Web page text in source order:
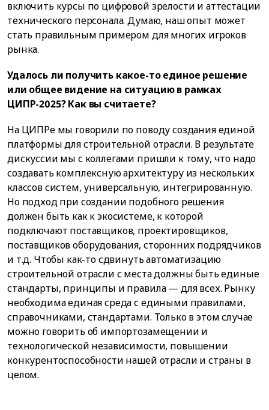
включить курсы по цифровой зрелости и аттестации
технического персонала. Думаю, наш опыт может
стать правильным примером для многих игроков
рынка.
Удалось ли получить какое-то единое решение
или общее видение на ситуацию в рамках
ЦИПР-2025? Как вы считаете?
На ЦИПРе мы говорили по поводу создания единой
платформы для строительной отрасли. В результате
дискуссии мы с коллегами пришли к тому, что надо
создавать комплексную архитектуру из нескольких
классов систем, универсальную, интегрированную.
Но подход при создании подобного решения
должен быть как к экосистеме, к которой
подключают поставщиков, проектировщиков,
поставщиков оборудования, сторонних подрядчиков
и т.д. Чтобы как-то сдвинуть автоматизацию
строительной отрасли с места должны быть единые
стандарты, принципы и правила — для всех. Рынку
необходима единая среда с едиными правилами,
справочниками, стандартами. Только в этом случае
можно говорить об импортозамещении и
технологической независимости, повышении
конкурентоспособности нашей отрасли и страны в
целом.